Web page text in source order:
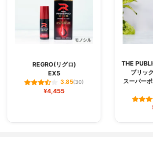
REGRO(リグロ)
EX5
3.85(30)
¥4,455
THE
ブリッ
スーパー